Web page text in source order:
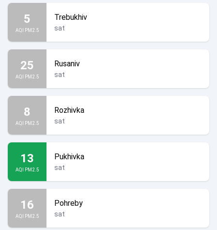
5
AQI PM2.5
Trebukhiv
sat
25
AQI PM2.5
Rusaniv
sat
8
AQI PM2.5
Rozhivka
sat
13
AQI PM2.5
Pukhivka
sat
16
AQI PM2.5
Pohreby
sat